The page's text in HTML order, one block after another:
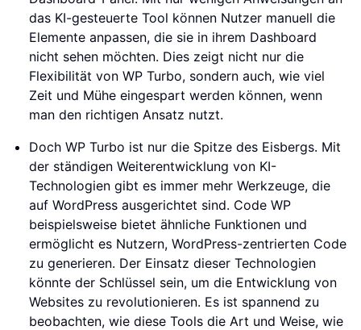
das KI-gesteuerte Tool können Nutzer manuell die
Elemente anpassen, die sie in ihrem Dashboard
nicht sehen möchten. Dies zeigt nicht nur die
Flexibilität von WP Turbo, sondern auch, wie viel
Zeit und Mühe eingespart werden können, wenn
man den richtigen Ansatz nutzt.
Doch WP Turbo ist nur die Spitze des Eisbergs. Mit
der ständigen Weiterentwicklung von KI-
Technologien gibt es immer mehr Werkzeuge, die
auf WordPress ausgerichtet sind. Code WP
beispielsweise bietet ähnliche Funktionen und
ermöglicht es Nutzern, WordPress-zentrierten Code
zu generieren. Der Einsatz dieser Technologien
könnte der Schlüssel sein, um die Entwicklung von
Websites zu revolutionieren. Es ist spannend zu
beobachten, wie diese Tools die Art und Weise, wie